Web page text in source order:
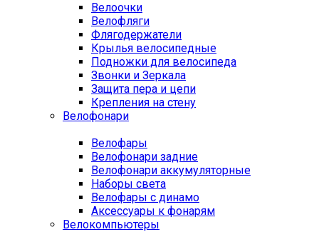
Велоочки
Велофляги
Флягодержатели
Крылья велосипедные
Подножки для велосипеда
Звонки и Зеркала
Защита пера и цепи
Крепления на стену
Велофонари
Велофары
Велофонари задние
Велофонари аккумуляторные
Наборы света
Велофары с динамо
Аксессуары к фонарям
Велокомпьютеры